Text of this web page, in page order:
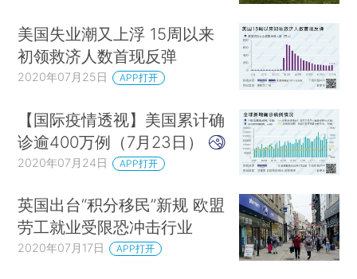
美国失业潮又上浮 15周以来
初领救济人数首现反弹
2020年07月25日 APP打开
【国际疫情透视】美国累计确
诊逾400万例（7月23日）
2020年07月24日 APP打开
英国出台“积分移民”新规 欧盟
劳工就业受限恐冲击行业
2020年07月17日 APP打开